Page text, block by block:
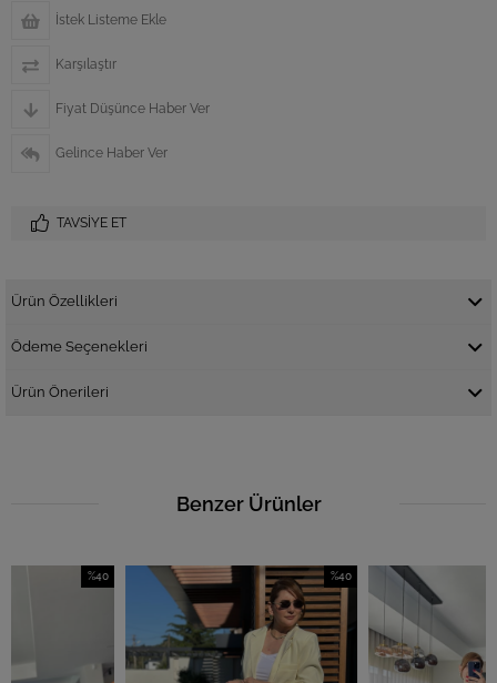
İstek Listeme Ekle
Karşılaştır
Fiyat Düşünce Haber Ver
Gelince Haber Ver
TAVSIYE ET
Ürün Özellikleri
Ödeme Seçenekleri
Ürün Önerileri
Benzer Ürünler
%40
İndirim
%40İndirim